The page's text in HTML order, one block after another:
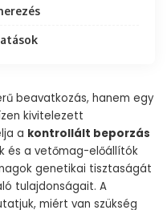
beavatkozás, hanem egy
kivitelezett
a kontrollált beporzás
és a vetőmag-előállítók
genetikai tisztaságát
tulajdonságait. A
miért van szükség